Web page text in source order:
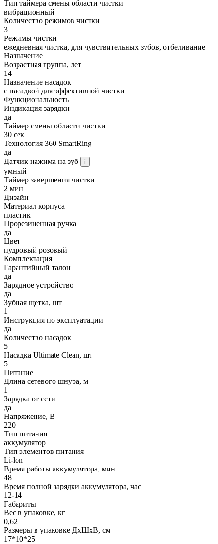
Тип таймера смены области чистки
вибрационный
Количество режимов чистки
3
Режимы чистки
ежедневная чистка, для чувствительных зубов, отбеливание
Назначение
Возрастная группа, лет
14+
Назначение насадок
с насадкой для эффективной чистки
Функциональность
Индикация зарядки
да
Таймер смены области чистки
30 сек
Технология 360 SmartRing
да
Датчик нажима на зуб
i
умный
Таймер завершения чистки
2 мин
Дизайн
Материал корпуса
пластик
Прорезиненная ручка
да
Цвет
пудровый розовый
Комплектация
Гарантийный талон
да
Зарядное устройство
да
Зубная щетка, шт
1
Инструкция по эксплуатации
да
Количество насадок
5
Насадка Ultimate Clean, шт
5
Питание
Длина сетевого шнура, м
1
Зарядка от сети
да
Напряжение, В
220
Тип питания
аккумулятор
Тип элементов питания
Li-lon
Время работы аккумулятора, мин
48
Время полной зарядки аккумулятора, час
12-14
Габариты
Вес в упаковке, кг
0,62
Размеры в упаковке ДxШxВ, см
17*10*25